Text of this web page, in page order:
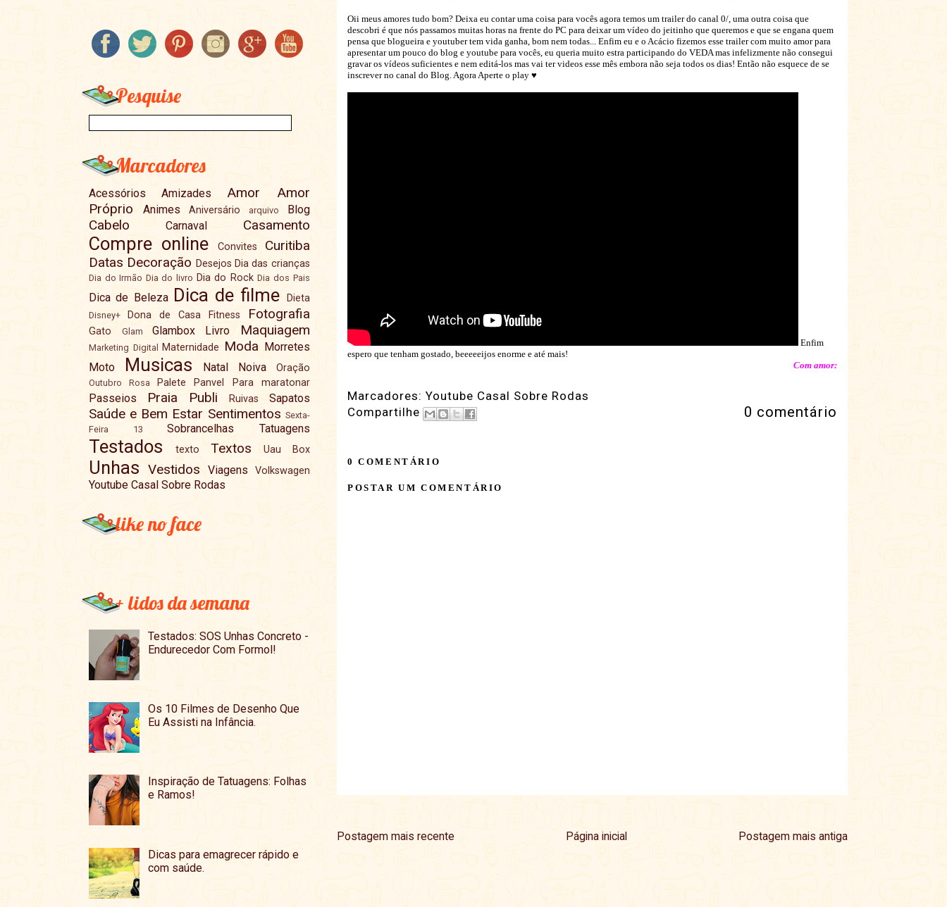
Oii meus amores tudo bom? Deixa eu contar uma coisa para vocês agora temos um trailer do canal 0/, uma outra coisa que
descobri é que nós passamos muitas horas na frente do PC para deixar um vídeo do jeitinho que queremos e que se engana quem
pensa que blogueira e youtuber tem vida ganha, bom nem todas... Enfim eu e o Acácio fizemos esse trailer com muito amor para
apresentar um pouco do blog e youtube para vocês, eu queria muito estra participando do VEDA mas infelizmente não consegui
gravar os vídeos suficientes e nem editá-los mas vai ter videos esse mês embora não seja todos os dias! Então não esquece de se
inscrever no canal do Blog. Agora Aperte o play ♥
Enfim
espero que tenham gostado, beeeeeijos enorme e até mais!
Com amor:
Marcadores:Youtube Casal Sobre Rodas
Compartilhe
0 comentário
0 COMENTÁRIO
POSTAR UM COMENTÁRIO
Postagem mais recente Postagem mais antiga
Página inicial
Pesquise
Marcadores
Acessórios Amizades Amor
Amor
Próprio
Animes Aniversário arquivo Blog
Cabelo Carnaval Casamento
Compre online Convites
Curitiba
Datas Decoração Desejos Dia das crianças
Dia do Irmão Dia do livro Dia do Rock Dia dos Pais
Dica de Beleza Dica de filme Dieta
Disney+ Dona de Casa Fitness Fotografia
Gato Glam Glambox Livro Maquiagem
Marketing Digital Maternidade Moda Morretes
Moto
Musicas Natal Noiva Oração
Outubro Rosa Palete Panvel Para maratonar
Passeios Praia Publi Ruivas Sapatos
Saúde e Bem Estar Sentimentos Sexta-
Feira 13
Sobrancelhas Tatuagens
Testados texto Textos Uau Box
Unhas Vestidos Viagens Volkswagen
Youtube Casal Sobre Rodas
like no face
+ lidos da semana
Testados: SOS Unhas Concreto -
Endurecedor Com Formol!
Os 10 Filmes de Desenho Que
Eu Assisti na Infância.
Inspiração de Tatuagens: Folhas
e Ramos!
Dicas para emagrecer rápido e
com saúde.